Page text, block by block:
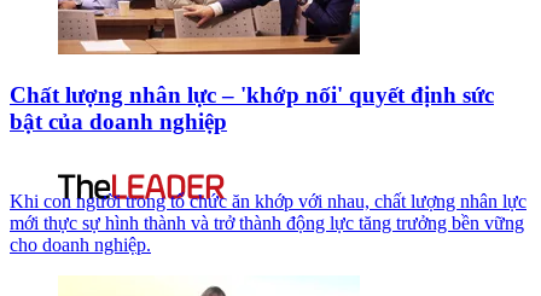
Chất lượng nhân lực – 'khớp nối' quyết định sức
bật của doanh nghiệp
Khi con người trong tổ chức ăn khớp với nhau, chất lượng nhân lực
mới thực sự hình thành và trở thành động lực tăng trưởng bền vững
cho doanh nghiệp.